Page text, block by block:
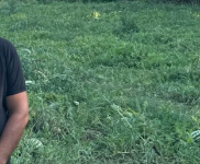
mogućnosti,
definisana planskom
ovu namjenu”,